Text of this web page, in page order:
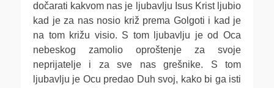
dočarati kakvom nas je ljubavlju Isus Krist ljubio
kad je za nas nosio križ prema Golgoti i kad je
na tom križu visio. S tom ljubavlju je od Oca
nebeskog zamolio oproštenje za svoje
neprijatelje i za sve nas grešnike. S tom
ljubavlju je Ocu predao Duh svoj, kako bi ga isti